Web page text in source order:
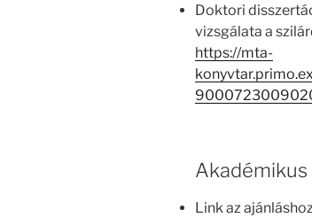
Doktori
vizsgálata a
https://mta-
Akadémikus
Link az